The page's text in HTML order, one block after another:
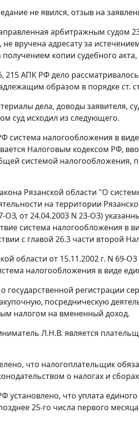
не явился, отзыв на
арбитражным судом
вручена адресату за
получением копии судебного
, 215АПК РФ дело
образом в порядке ст.
дела, доводы заявителя,
суд исходил из следующего.
система налогообложения в
Налоговым кодексом РФ,
системой налогообложения,
Рязанской области "О
на территории
ОЗ, от 24.04.2003 N 23-ОЗ)
система налогообложения в
с главой 26.3 части второй
области от 15.11.2002 г. N 69-
налогообложения в виде
государственной регистрации
посредническую
налогом на вмененный доход.
Л.Н.В. является
что налогоплательщик
о налогах и
установлено, что уплата
25-го числа первого